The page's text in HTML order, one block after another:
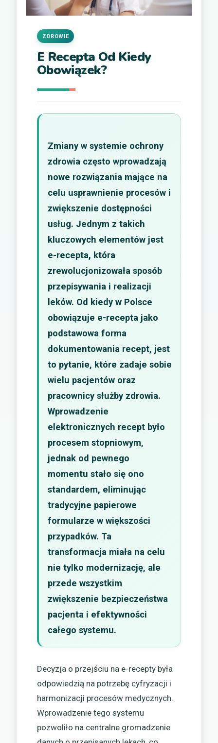
E Recepta Od Kiedy
Obowiązek?
ZDROWIE
Zmiany w systemie ochrony
zdrowia często wprowadzają
nowe rozwiązania mające na
celu usprawnienie procesów i
zwiększenie dostępności
usług. Jednym z takich
kluczowych elementów jest
e-recepta, która
zrewolucjonizowała sposób
przepisywania i realizacji
leków. Od kiedy w Polsce
obowiązuje e-recepta jako
podstawowa forma
dokumentowania recept, jest
to pytanie, które zadaje sobie
wielu pacjentów oraz
pracownicy służby zdrowia.
Wprowadzenie
elektronicznych recept było
procesem stopniowym,
jednak od pewnego
momentu stało się ono
standardem, eliminując
tradycyjne papierowe
formularze w większości
przypadków. Ta
transformacja miała na celu
nie tylko modernizację, ale
przede wszystkim
zwiększenie bezpieczeństwa
pacjenta i efektywności
całego systemu.
Decyzja o przejściu na e-recepty była
odpowiedzią na potrzebę cyfryzacji i
harmonizacji procesów medycznych.
Wprowadzenie tego systemu
pozwoliło na centralne gromadzenie